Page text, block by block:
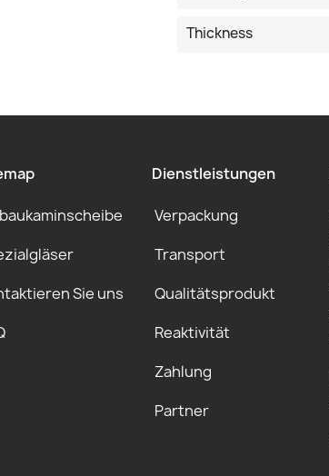
Thickness
Sie uns
Dienstleistungen
Verpackung
Transport
Qualitätsprodukt
Reaktivität
Zahlung
Partner